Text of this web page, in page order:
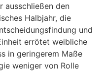
ausschließen den
Halbjahr, die
und
errötet weibliche
in geringerem Maße
weniger von Rolle